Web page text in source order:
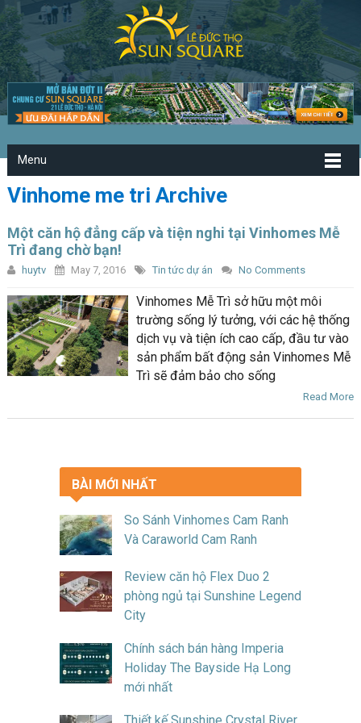
Menu
Vinhome me tri Archive
Một căn hộ đẳng cấp và tiện nghi tại Vinhomes Mễ
Trì đang chờ bạn!
huytv May 7, 2016 Tin tức dự án No Comments
Vinhomes Mễ Trì sở hữu một môi
trường sống lý tưởng, với các hệ thống
dịch vụ và tiện ích cao cấp, đầu tư vào
sản phẩm bất động sản Vinhomes Mễ
Trì sẽ đảm bảo cho sống
Read More
BÀI MỚI NHẤT
So Sánh Vinhomes Cam Ranh
Và Caraworld Cam Ranh
Review căn hộ Flex Duo 2
phòng ngủ tại Sunshine Legend
City
Chính sách bán hàng Imperia
Holiday The Bayside Hạ Long
mới nhất